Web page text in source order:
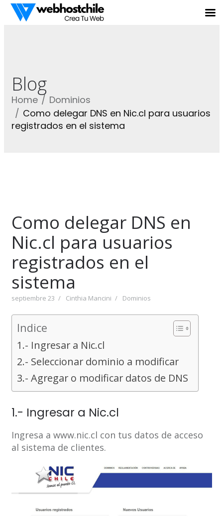
Blog
Home
Dominios
Como delegar DNS en Nic.cl para usuarios
registrados en el sistema
Como delegar DNS en
Nic.cl para usuarios
registrados en el
sistema
septiembre 23 Cinthia Mancini Dominios
Indice
1.- Ingresar a Nic.cl
2.- Seleccionar dominio a modificar
3.- Agregar o modificar datos de DNS
1.- Ingresar a Nic.cl
Ingresa a www.nic.cl con tus datos de acceso
al sistema de clientes.